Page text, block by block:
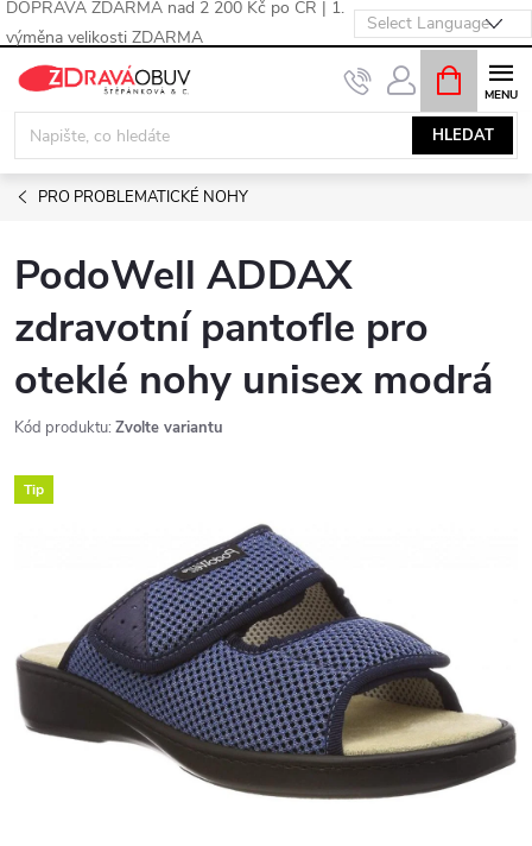
DOPRAVA ZDARMA nad 2 200 Kč po ČR | 1.
výměna velikosti ZDARMA
Přejít
obsah
HLEDAT
NÁKUPNÍ
KOŠÍK
PRO PROBLEMATICKÉ NOHY
PodoWell ADDAX
zdravotní pantofle pro
oteklé nohy unisex modrá
Kód produktu: Zvolte variantu
Tip